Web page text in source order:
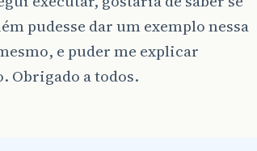
pudesse dar um exemplo nessa
e puder me explicar
Obrigado a todos.